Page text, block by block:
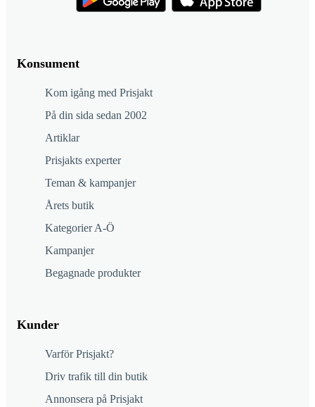
Konsument
Kom igång med Prisjakt
På din sida sedan 2002
Artiklar
Prisjakts experter
Teman & kampanjer
Årets butik
Kategorier A-Ö
Kampanjer
Begagnade produkter
Kunder
Varför Prisjakt?
Driv trafik till din butik
Annonsera på Prisjakt